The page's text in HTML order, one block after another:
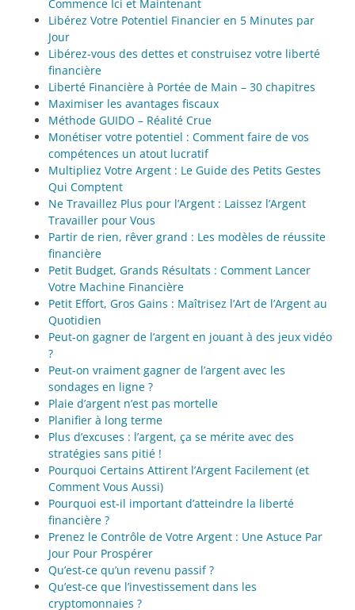
Commence Ici et Maintenant
Libérez Votre Potentiel Financier en 5 Minutes par
Jour
Libérez-vous des dettes et construisez votre liberté
financière
Liberté Financière à Portée de Main – 30 chapitres
Maximiser les avantages fiscaux
Méthode GUIDO – Réalité Crue
Monétiser votre potentiel : Comment faire de vos
compétences un atout lucratif
Multipliez Votre Argent : Le Guide des Petits Gestes
Qui Comptent
Ne Travaillez Plus pour l’Argent : Laissez l’Argent
Travailler pour Vous
Partir de rien, rêver grand : Les modèles de réussite
financière
Petit Budget, Grands Résultats : Comment Lancer
Votre Machine Financière
Petit Effort, Gros Gains : Maîtrisez l’Art de l’Argent au
Quotidien
Peut-on gagner de l’argent en jouant à des jeux vidéo
?
Peut-on vraiment gagner de l’argent avec les
sondages en ligne ?
Plaie d’argent n’est pas mortelle
Planifier à long terme
Plus d’excuses : l’argent, ça se mérite avec des
stratégies sans pitié !
Pourquoi Certains Attirent l’Argent Facilement (et
Comment Vous Aussi)
Pourquoi est-il important d’atteindre la liberté
financière ?
Prenez le Contrôle de Votre Argent : Une Astuce Par
Jour Pour Prospérer
Qu’est-ce qu’un revenu passif ?
Qu’est-ce que l’investissement dans les
cryptomonnaies ?